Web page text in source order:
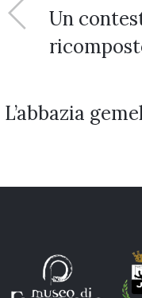
Un
L’abbazia